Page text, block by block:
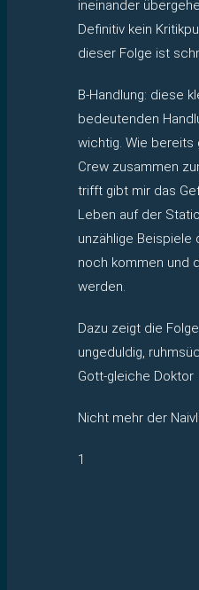
ineinander
Definitiv kein
dieser Folge ist
B-Handlung: diese
bedeutenden
wichtig. Wie
Crew zusammen
trifft gibt mir das
Leben auf der
unzählige Beispiele
noch kommen und
werden.
Dazu zeigt die
ungeduldig,
Gott-gleiche Doktor
Nicht mehr der
1